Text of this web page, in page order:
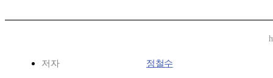
저자 정철수